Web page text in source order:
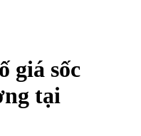
giá sốc
tại